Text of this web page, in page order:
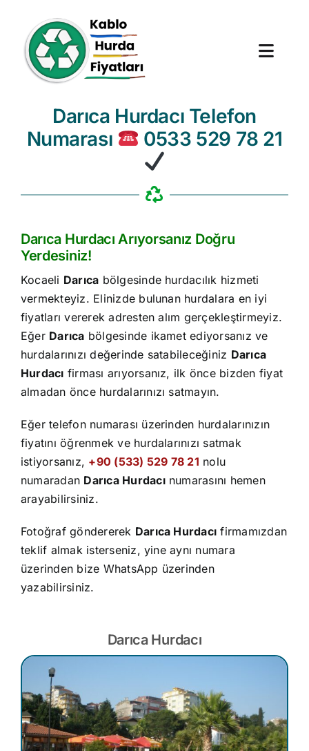
content
Anasayfa
Hurda Fiyatları
Hizmet Bölgeleri
Hakkımızda
Blog
İletişim
Darıca Hurdacı Telefon
Numarası
0533 529 78 21
Darıca Hurdacı Arıyorsanız Doğru
Yerdesiniz!
Kocaeli Darıca bölgesinde hurdacılık hizmeti
vermekteyiz. Elinizde bulunan hurdalara en iyi
fiyatları vererek adresten alım gerçekleştirmeyiz.
Eğer Darıca bölgesinde ikamet ediyorsanız ve
hurdalarınızı değerinde satabileceğiniz Darıca
Hurdacı firması arıyorsanız, ilk önce bizden fiyat
almadan önce hurdalarınızı satmayın.
Eğer telefon numarası üzerinden hurdalarınızın
fiyatını öğrenmek ve hurdalarınızı satmak
istiyorsanız, +90 (533) 529 78 21 nolu
numaradan Darıca Hurdacınumarasını hemen
arayabilirsiniz.
Fotoğraf göndererek Darıca Hurdacı firmamızdan
teklif almak isterseniz, yine aynı numara
üzerinden bize WhatsApp üzerinden
yazabilirsiniz.
Darıca Hurdacı